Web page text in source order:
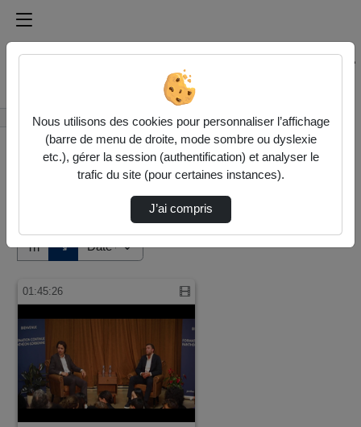
Médiathèque de l'université Paris
Rechercher un média sur Médiathèque de l'université
Accueil Vidéos
Tri ↘
01:45:26
Nous utilisons des cookies pour personnaliser l’affichage
(barre de menu de droite, mode sombre ou dyslexie
etc.), gérer la session (authentification) et analyser le
trafic du site (pour certaines instances).
J’ai compris